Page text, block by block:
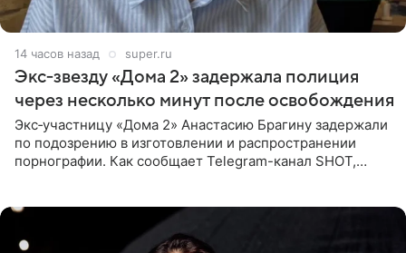
14 часов назад super.ru
Экс‑звезду «Дома 2» задержала полиция
через несколько минут после освобождения
Экс‑участницу «Дома 2» Анастасию Брагину задержали
по подозрению в изготовлении и распространении
порнографии. Как сообщает Telegram-канал SHOT,